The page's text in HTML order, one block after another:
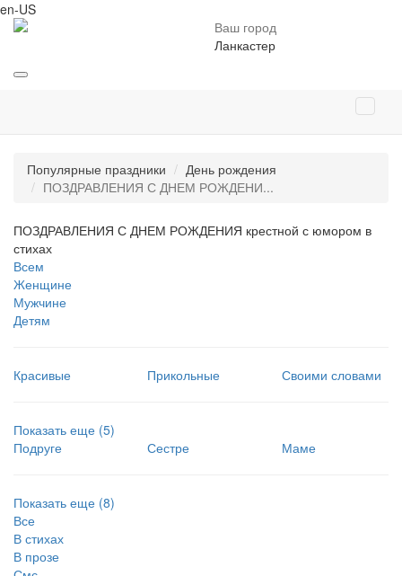
en-US
Ваш город
Ланкастер
Популярные праздники
День рождения
ПОЗДРАВЛЕНИЯ С ДНЕМ РОЖДЕНИ...
ПОЗДРАВЛЕНИЯ С ДНЕМ РОЖДЕНИЯ крестной с юмором в
стихах
Всем
Женщине
Мужчине
Детям
Красивые Прикольные Своими словами
Показать еще (5)
Подруге
Сестре Маме
Показать еще (8)
Все
В стихах
В прозе